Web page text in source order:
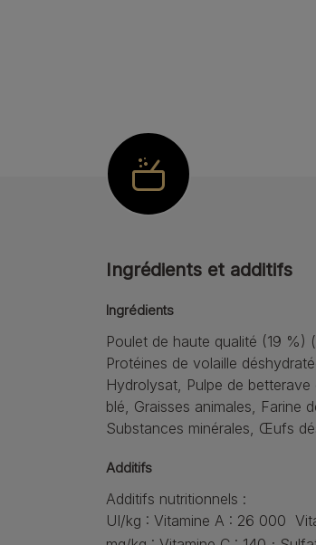
Ingrédients et additifs
Ingrédients
Poulet de haute qualité (19
Protéines de volaille
Hydrolysat, Pulpe de
blé, Graisses animales, Farine
Substances minérales, Œufs
Additifs
Additifs nutritionnels :
UI/kg : Vitamine A : 26 000